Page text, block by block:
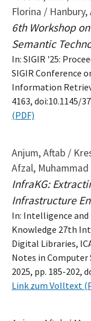
Florina /
6th Workshop
Semantic
In: SIGIR '25:
SIGIR Conference
Information
4163, doi:10.1145/
(PDF)
Anjum, Aftab /
Afzal,
InfraKG:
Infrastructure
In: Intelligence
Knowledge 27th
Digital Libraries,
Notes in Computer
2025, pp. 185-202,
Link zum Volltext